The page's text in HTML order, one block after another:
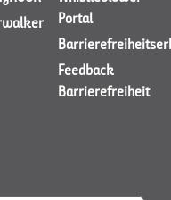
Portal
Feedback
Barrierefreiheit